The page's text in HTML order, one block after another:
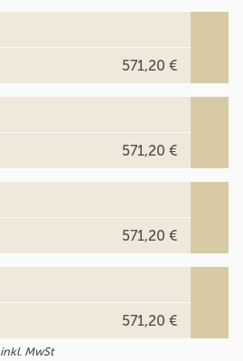
571,20 €
571,20 €
571,20 €
571,20 €
inkl. MwSt